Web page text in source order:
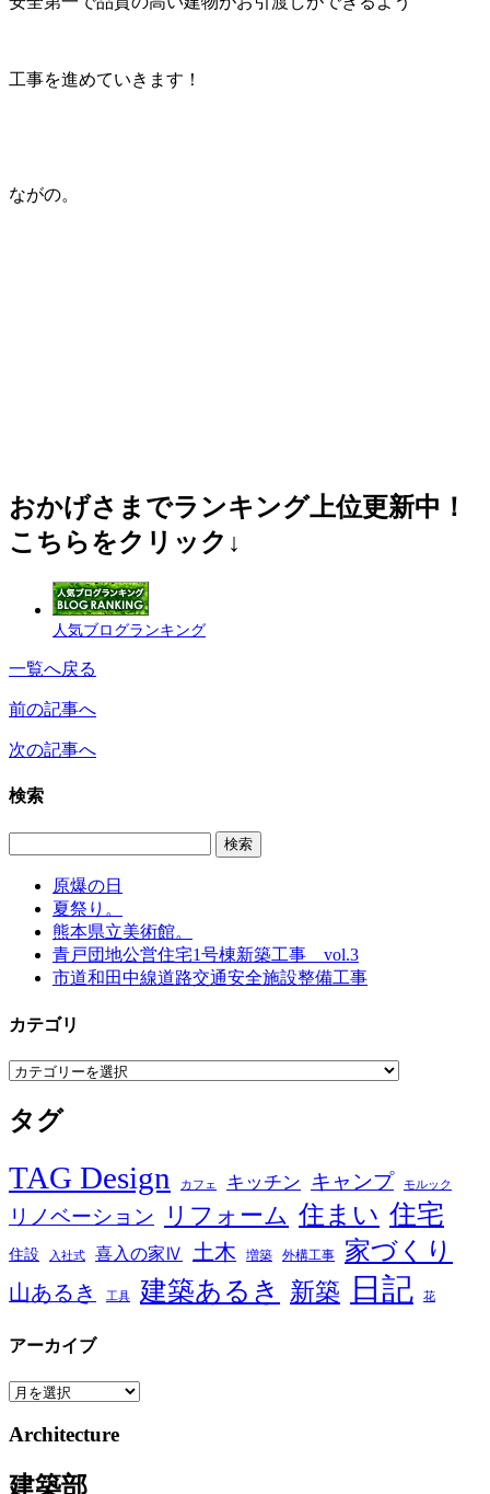
工事を進めていきます！
ながの。
おかげさまでランキング上位更新中！
こちらをクリック↓
人気ブログランキング
一覧へ戻る
前の記事へ
次の記事へ
検索
原爆の日
夏祭り。
熊本県立美術館。
青戸団地公営住宅1号棟新築工事 vol.3
市道和田中線道路交通安全施設整備工事
カテゴリ
カ
ゴ
リ
タグ
TAG Design カフェ キッチン キャンプ モルック
リノベーション リフォーム 住まい 住宅
住設 入社式 喜入の家Ⅳ 土木 増築 外構工事 家づくり
山あるき 工具 建築あるき 新築 日記 花
アーカイブ
ア
カ
ブ
Architecture
建築部